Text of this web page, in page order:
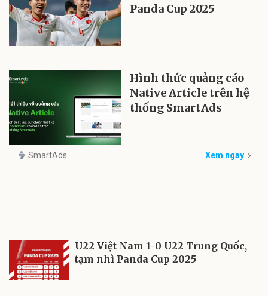
Panda Cup 2025
Hình thức quảng cáo
Native Article trên hệ
thống SmartAds
SmartAds Xem ngay
U22 Việt Nam 1-0 U22 Trung Quốc,
tạm nhì Panda Cup 2025